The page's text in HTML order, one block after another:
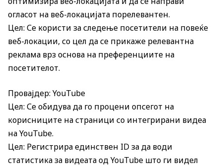
огласот на веб-локацијата порелевантен.
Цел: Се користи за следење посетители на повеќе
веб-локации, со цел да се прикаже релевантна
реклама врз основа на преференциите на
посетителот.
Провајдер: YouTube
Цел: Се обидува да го процени опсегот на
корисниците на страници со интегрирани видеа
на YouTube.
Цел: Регистрира единствен ID за да води
статистика за видеата од YouTube што ги видел